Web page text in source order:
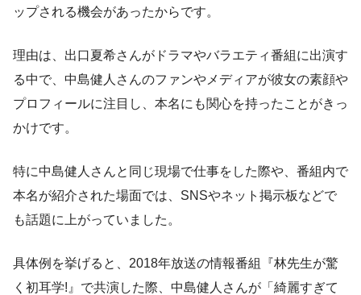
ップされる機会があったからです。
理由は、出口夏希さんがドラマやバラエティ番組に出演す
る中で、中島健人さんのファンやメディアが彼女の素顔や
プロフィールに注目し、本名にも関心を持ったことがきっ
かけです。
特に中島健人さんと同じ現場で仕事をした際や、番組内で
本名が紹介された場面では、SNSやネット掲示板などで
も話題に上がっていました。
具体例を挙げると、2018年放送の情報番組『林先生が驚
く初耳学!』で共演した際、中島健人さんが「綺麗すぎて